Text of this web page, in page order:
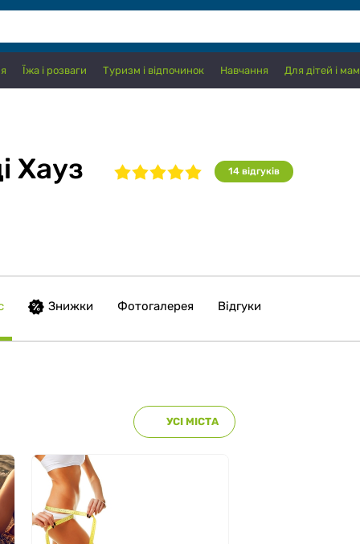
Їжа і розваги Туризм і відпочинок Навчання Для дітей і мам
Хауз 14 відгуків
Знижки Фотогалерея Відгуки
УСІ МІСТА